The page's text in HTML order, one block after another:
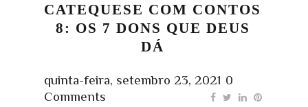
CATEQUESE COM CONTOS
8: OS 7 DONS QUE DEUS
DÁ
quinta-feira, setembro 23, 2021 0
Comments